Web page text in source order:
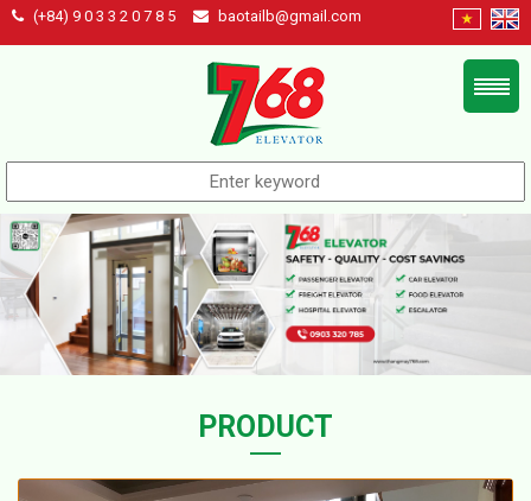
(+84) 9 0 3 3 2 0 7 8 5 baotailb@gmail.com
PRODUCT